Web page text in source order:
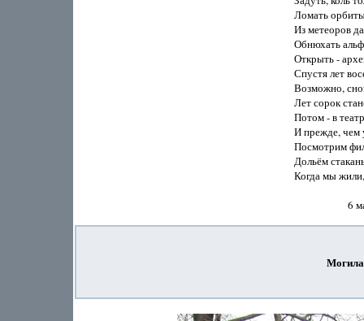
Ломать
Из метеоров
Обнюхать
Открыть -
Спустя лет
Возможно,
Лет сорок
Потом - в
И прежде, чем
Посмотрим
Дольём
Когда мы